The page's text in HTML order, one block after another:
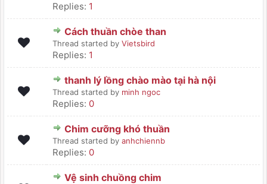
Replies: 1
Cách thuần chòe than
Thread started by Vietsbird
Replies: 1
thanh lý lồng chào mào tại hà nội
Thread started by minh ngoc
Replies: 0
Chim cưỡng khó thuần
Thread started by anhchiennb
Replies: 0
Vệ sinh chuồng chim